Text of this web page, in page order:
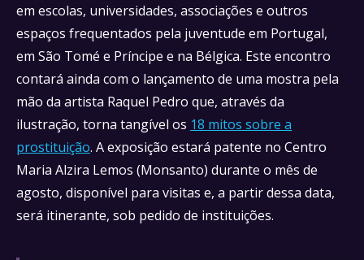
em escolas, universidades, associações e outros
espaços frequentados pela juventude em Portugal,
em São Tomé e Príncipe e na Bélgica. Este encontro
contará ainda com o lançamento de uma mostra pela
mão da artista Raquel Pedro que, através da
ilustração, torna tangível os 18 mitos sobre a
prostituição. A exposição estará patente no Centro
Maria Alzira Lemos (Monsanto) durante o mês de
agosto, disponível para visitas e, a partir dessa data,
será itinerante, sob pedido de instituições.